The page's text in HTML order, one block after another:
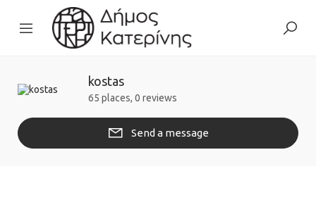
kostas
65 places, 0 reviews
Send a message